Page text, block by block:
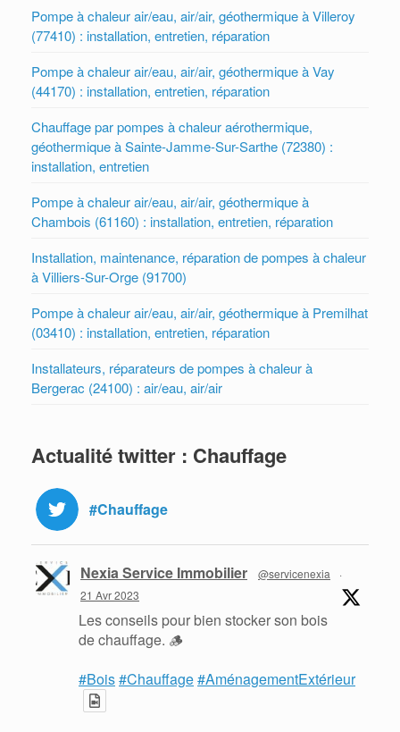
Pompe à chaleur air/eau, air/air, géothermique à Villeroy
(77410) : installation, entretien, réparation
Pompe à chaleur air/eau, air/air, géothermique à Vay
(44170) : installation, entretien, réparation
Chauffage par pompes à chaleur aérothermique,
géothermique à Sainte-Jamme-Sur-Sarthe (72380) :
installation, entretien
Pompe à chaleur air/eau, air/air, géothermique à
Chambois (61160) : installation, entretien, réparation
Installation, maintenance, réparation de pompes à chaleur
à Villiers-Sur-Orge (91700)
Pompe à chaleur air/eau, air/air, géothermique à Premilhat
(03410) : installation, entretien, réparation
Installateurs, réparateurs de pompes à chaleur à
Bergerac (24100) : air/eau, air/air
Actualité twitter : Chauffage
#Chauffage
Nexia Service Immobilier @servicenexia
·
21 Avr 2023
Les conseils pour bien stocker son bois
de chauffage. 🪵
#Bois#Chauffage#AménagementExtérieur